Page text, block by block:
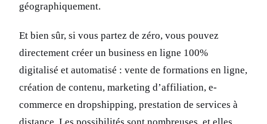
géographiquement.
Et bien sûr, si vous partez de zéro, vous pouvez
directement créer un business en ligne 100%
digitalisé et automatisé : vente de formations en ligne,
création de contenu, marketing d’affiliation, e-
commerce en dropshipping, prestation de services à